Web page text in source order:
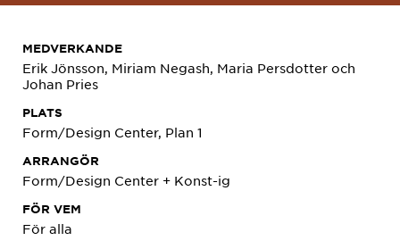
MEDVERKANDE
Erik Jönsson, Miriam Negash, Maria Persdotter och
Johan Pries
PLATS
Form/Design Center, Plan 1
ARRANGÖR
Form/Design Center + Konst-ig
FÖR VEM
För alla